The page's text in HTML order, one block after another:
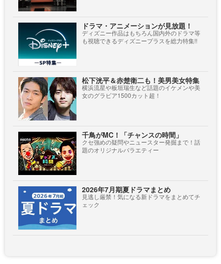
ドラマ・アニメーションが見放題！
ディズニー作品はもちろん国内外のドラマ等
も視聴できるディズニープラスを総力特集!!
松下洸平＆赤楚衛二も！美男美女特集
横浜流星や板垣瑞生など話題のイケメンや美
女のグラビア1500カット超！
千鳥がMC！「チャンスの時間」
クセ強めの疑問やニュースター発掘まで！話
題のオリジナルバラエティー
2026年7月期夏ドラマまとめ
見逃し厳禁！気になる新ドラマをまとめてチ
ェック